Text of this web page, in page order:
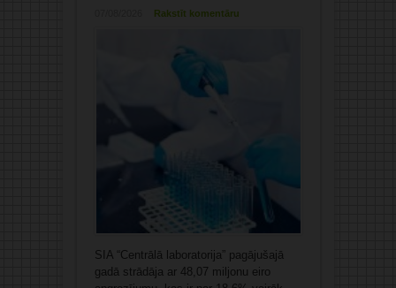
Rakstīt komentāru
SIA “Centrālā laboratorija” pagājušajā
gadā strādāja ar 48,07 miljonu eiro